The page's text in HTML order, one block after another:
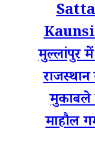
मुल्लांपुर
मुकाबले
माहौल